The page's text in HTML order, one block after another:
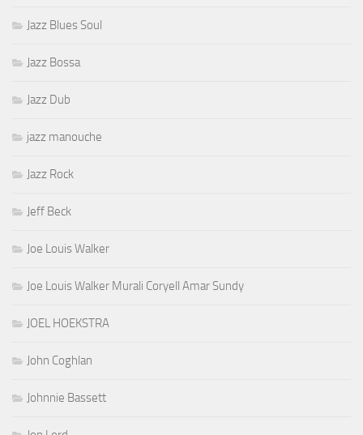
Jazz Blues Soul
Jazz Bossa
Jazz Dub
jazz manouche
Jazz Rock
Jeff Beck
Joe Louis Walker
Joe Louis Walker Murali Coryell Amar Sundy
JOEL HOEKSTRA
John Coghlan
Johnnie Bassett